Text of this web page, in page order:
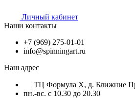
Личный кабинет
Наши контакты
+7 (969) 275-01-01
info@spinningart.ru
Наш адрес
ТЦ Формула X, д. Ближние
пн.-вс. с 10.30 до 20.30